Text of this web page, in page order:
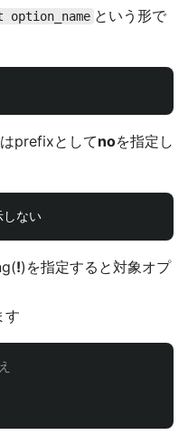
option_name という形で
prefixとしてnoを指定し
!)を指定すると対象オプ
す